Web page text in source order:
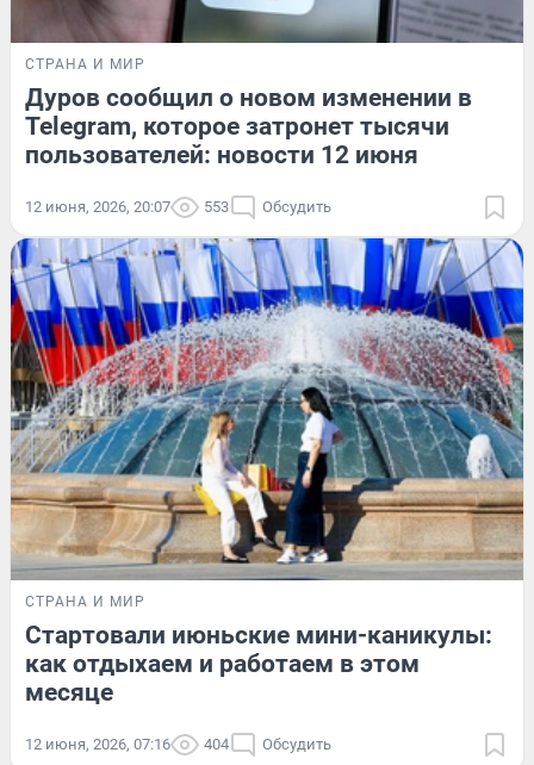
СТРАНА И МИР
Дуров сообщил о новом изменении в
Telegram, которое затронет тысячи
пользователей: новости 12 июня
12 июня, 2026, 20:07 553 Обсудить
СТРАНА И МИР
Стартовали июньские мини-каникулы:
как отдыхаем и работаем в этом
месяце
12 июня, 2026, 07:16 404 Обсудить